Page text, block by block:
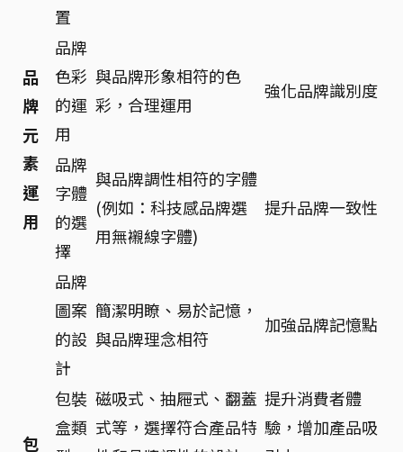
品
牌
元
素
運
用
置
品牌
色彩
的運
用
與品牌形象相符的色
彩，合理運用
強化品牌識別度
品牌
字體
的選
擇
與品牌調性相符的字體
(例如：科技感品牌選
用無襯線字體)
提升品牌一致性
品牌
圖案
的設
計
簡潔明瞭、易於記憶，
與品牌理念相符
加強品牌記憶點
包
包裝
盒類
磁吸式、抽屜式、翻蓋
式等，選擇符合產品特
提升消費者體
驗，增加產品吸